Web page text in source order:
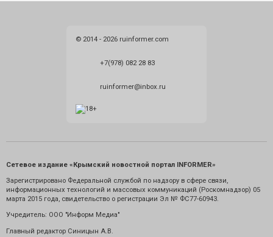
© 2014 - 2026 ruinformer.com
+7(978) 082 28 83
ruinformer@inbox.ru
Сетевое издание «Крымский новостной портал INFORMER»
Зарегистрировано Федеральной службой по надзору в сфере связи,
информационных технологий и массовых коммуникаций (Роскомнадзор) 05
марта 2015 года, свидетельство о регистрации Эл № ФС77-60943.
Учредитель: ООО "Информ Медиа"
Главный редактор Синицын А.В.